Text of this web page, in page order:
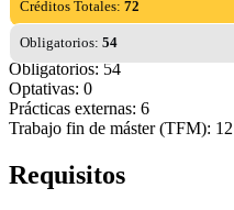
Créditos Totales: 72
Obligatorios: 54
Obligatorios: 54
Optativas: 0
Prácticas externas: 6
Trabajo fin de máster (TFM): 12
Requisitos